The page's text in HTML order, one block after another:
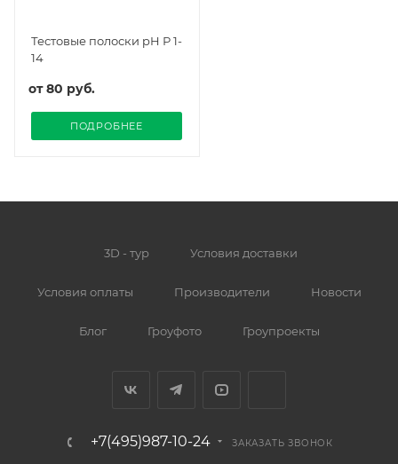
Тестовые полоски pH Р 1-
14
от80 руб.
ПОДРОБНЕЕ
3D - тур Условия доставки
Условия оплаты Производители Новости
Блог Гроуфото Гроупроекты
+7(495)987-10-24 ЗАКАЗАТЬ ЗВОНОК